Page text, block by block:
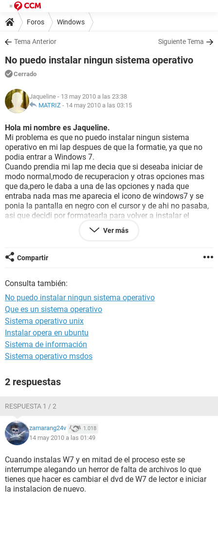
Foros Windows
Tema Anterior Siguiente Tema
No puedo instalar ningun sistema operativo
Cerrado
Jaqueline - 13 may 2010 a las 23:38
MATRIZ - 14 may 2010 a las 03:15
Hola mi nombre es Jaqueline.
Mi problema es que no puedo instalar ningun sistema
operativo en mi lap despues de que la formatie, ya que no
podia entrar a Windows 7.
Cuando prendia mi lap me decia que si deseaba iniciar de
modo normal,modo de recuperacion y otras opciones mas
que da,pero le daba a una de las opciones y nada que
entraba nada mas me aparecia el icono de windows7 y se
ponia la pantalla en negro con el cursor y de ahi no pasaba,
asi que decidi por formatearla para volver a instalar el
windows7 pero ya ni eso me deja hacer me dice que me
falta un controlador para el CD o DVD que hago por favor
muchos proyectos que entregar por favor ayundeme plisss
urge!!!!!
Ver más
Compartir
Consulta también:
No puedo instalar ningun sistema operativo
Que es un sistema operativo
Sistema operativo unix
Instalar opera en ubuntu
Sistema de información
Sistema operativo msdos
2 respuestas
RESPUESTA 1 / 2
zamarang24v 1.018
14 may 2010 a las 01:49
Cuando instalas W7 y en mitad de el proceso este se
interrumpe alegando un herror de falta de archivos lo que
tienes que hacer es cambiar el dvd de W7 de lector e iniciar
la instalacion de nuevo.